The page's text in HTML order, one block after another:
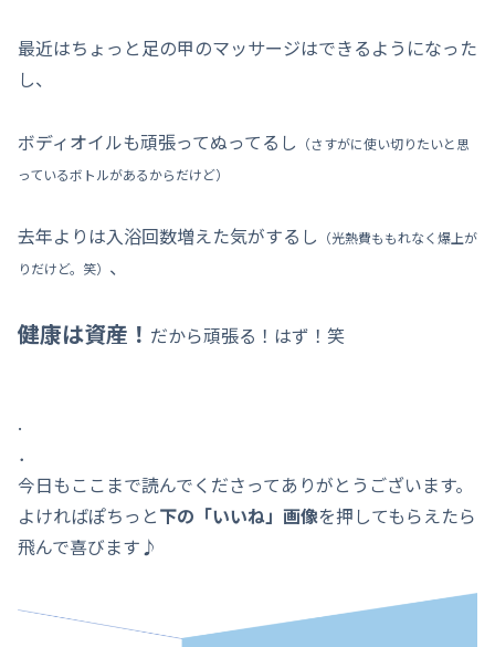
最近はちょっと足の甲のマッサージはできるようになった
し、
ボディオイルも頑張ってぬってるし （さすがに使い切りたいと思
っているボトルがあるからだけど）
去年よりは入浴回数増えた気がするし （光熱費ももれなく爆上が
りだけど。笑） 、
健康は資産！ だから頑張る！はず！笑
.
．
今日もここまで読んでくださってありがとうございます。
よければぽちっと下の「いいね」画像を押してもらえたら
飛んで喜びます♪